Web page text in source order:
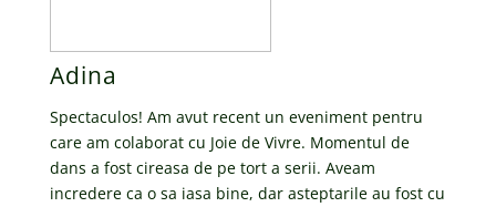
Adina
Spectaculos! Am avut recent un eveniment pentru
care am colaborat cu Joie de Vivre. Momentul de
dans a fost cireasa de pe tort a serii. Aveam
incredere ca o sa iasa bine, dar asteptarile au fost cu